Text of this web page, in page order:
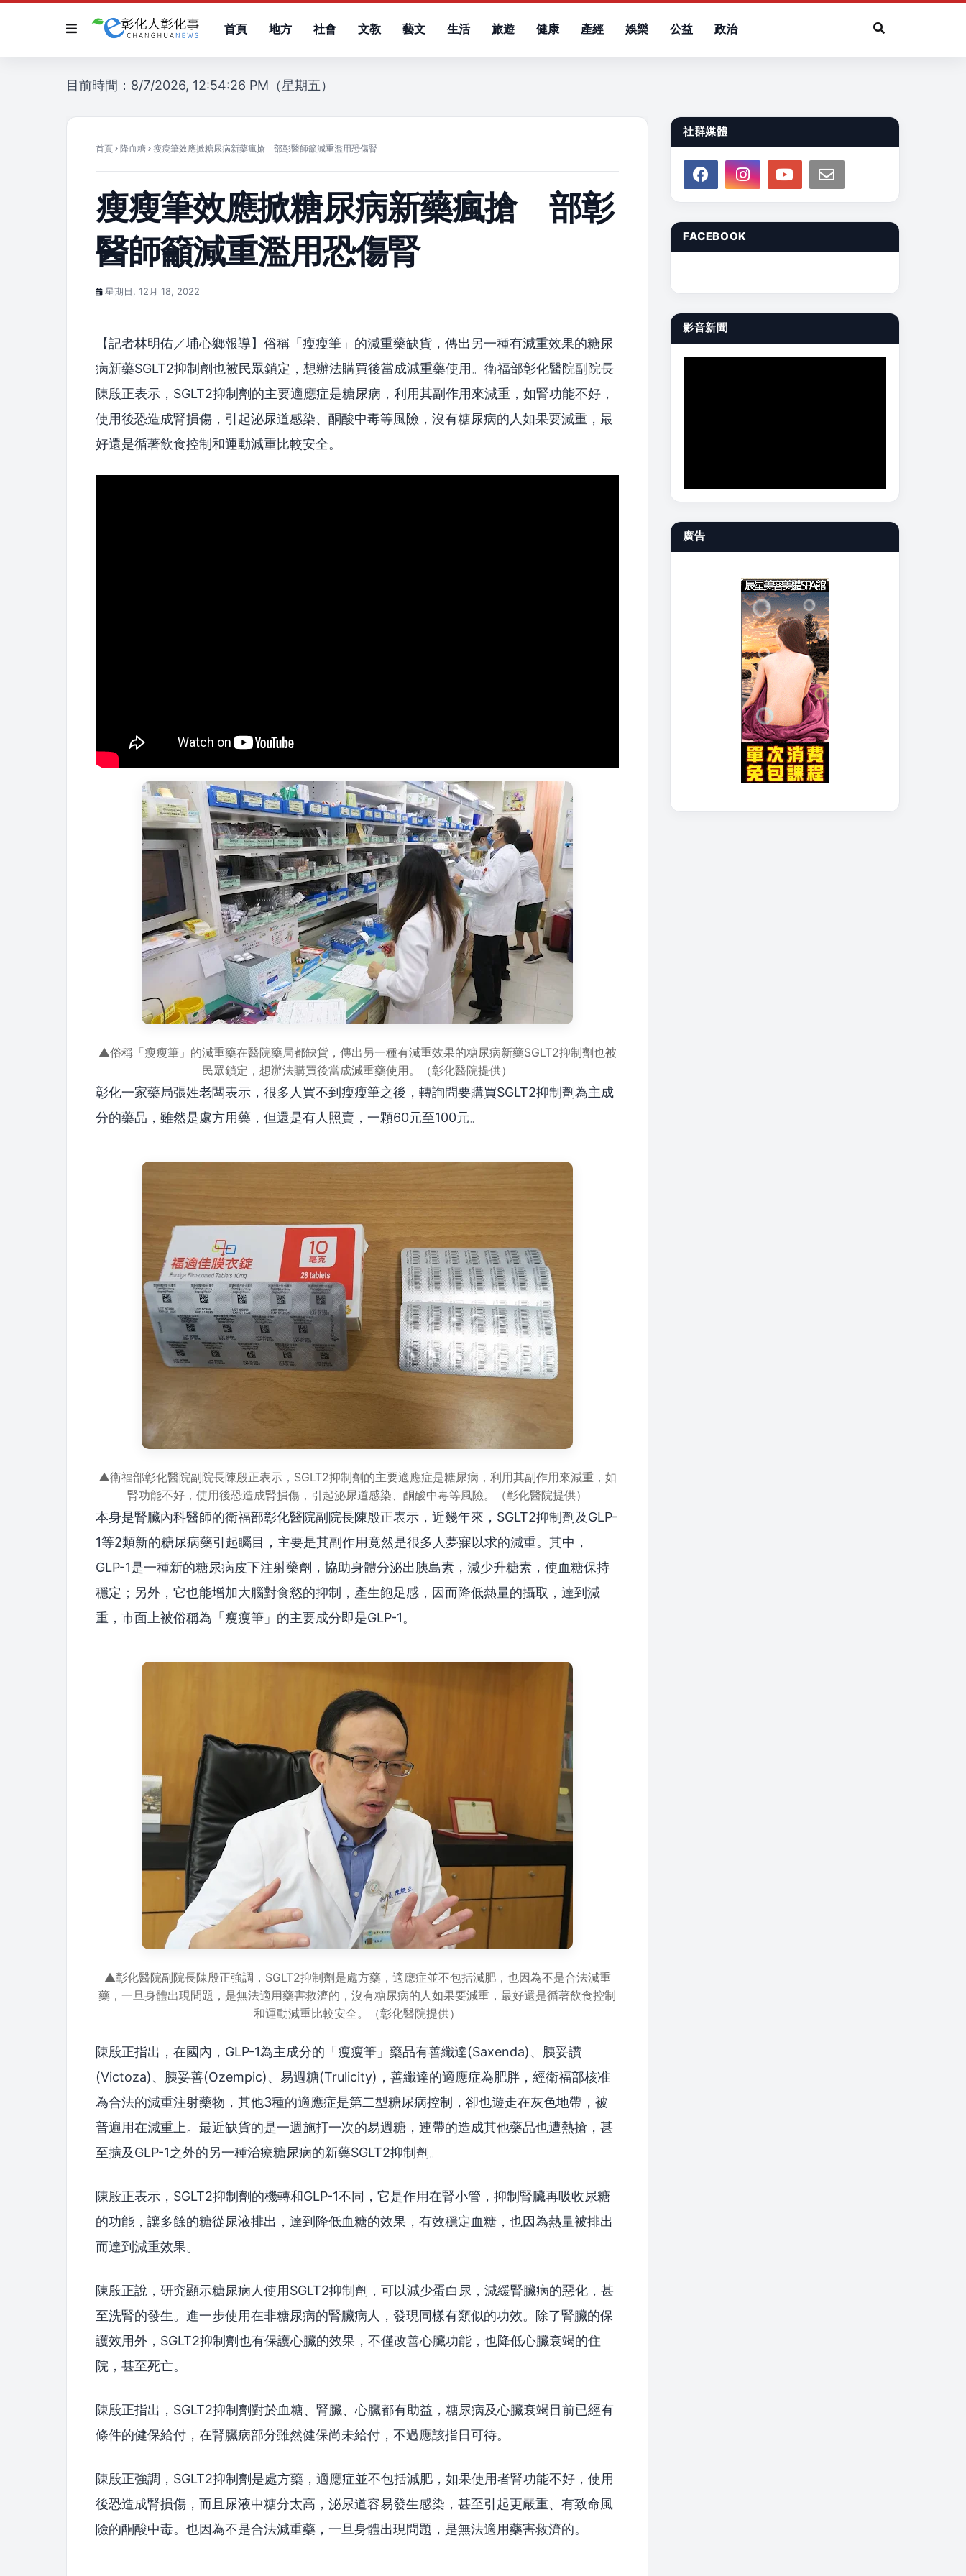
首頁 地方 社會 文教 藝文 生活 旅遊 健康 產經 娛樂 公益 政治
目前時間：8/7/2026, 12:54:26 PM（星期五）
首頁 降血糖 瘦瘦筆效應掀糖尿病新藥瘋搶 部彰醫師籲減重濫用恐傷腎
瘦瘦筆效應掀糖尿病新藥瘋搶 部彰
醫師籲減重濫用恐傷腎
星期日, 12月 18, 2022
【記者林明佑／埔心鄉報導】俗稱「瘦瘦筆」的減重藥缺貨，傳出另一種有減重效果的糖尿
病新藥SGLT2抑制劑也被民眾鎖定，想辦法購買後當成減重藥使用。衛福部彰化醫院副院長
陳殷正表示，SGLT2抑制劑的主要適應症是糖尿病，利用其副作用來減重，如腎功能不好，
使用後恐造成腎損傷，引起泌尿道感染、酮酸中毒等風險，沒有糖尿病的人如果要減重，最
好還是循著飲食控制和運動減重比較安全。
▲俗稱「瘦瘦筆」的減重藥在醫院藥局都缺貨，傳出另一種有減重效果的糖尿病新藥SGLT2抑制劑也被
民眾鎖定，想辦法購買後當成減重藥使用。（彰化醫院提供）
彰化一家藥局張姓老闆表示，很多人買不到瘦瘦筆之後，轉詢問要購買SGLT2抑制劑為主成
分的藥品，雖然是處方用藥，但還是有人照賣，一顆60元至100元。
▲衛福部彰化醫院副院長陳殷正表示，SGLT2抑制劑的主要適應症是糖尿病，利用其副作用來減重，如
腎功能不好，使用後恐造成腎損傷，引起泌尿道感染、酮酸中毒等風險。（彰化醫院提供）
本身是腎臟內科醫師的衛福部彰化醫院副院長陳殷正表示，近幾年來，SGLT2抑制劑及GLP-
1等2類新的糖尿病藥引起矚目，主要是其副作用竟然是很多人夢寐以求的減重。其中，
GLP-1是一種新的糖尿病皮下注射藥劑，協助身體分泌出胰島素，減少升糖素，使血糖保持
穩定；另外，它也能增加大腦對食慾的抑制，產生飽足感，因而降低熱量的攝取，達到減
重，市面上被俗稱為「瘦瘦筆」的主要成分即是GLP-1。
▲彰化醫院副院長陳殷正強調，SGLT2抑制劑是處方藥，適應症並不包括減肥，也因為不是合法減重
藥，一旦身體出現問題，是無法適用藥害救濟的，沒有糖尿病的人如果要減重，最好還是循著飲食控制
和運動減重比較安全。（彰化醫院提供）
陳殷正指出，在國內，GLP-1為主成分的「瘦瘦筆」藥品有善纖達(Saxenda)、胰妥讚
(Victoza)、胰妥善(Ozempic)、易週糖(Trulicity)，善纖達的適應症為肥胖，經衛福部核准
為合法的減重注射藥物，其他3種的適應症是第二型糖尿病控制，卻也遊走在灰色地帶，被
普遍用在減重上。最近缺貨的是一週施打一次的易週糖，連帶的造成其他藥品也遭熱搶，甚
至擴及GLP-1之外的另一種治療糖尿病的新藥SGLT2抑制劑。
陳殷正表示，SGLT2抑制劑的機轉和GLP-1不同，它是作用在腎小管，抑制腎臟再吸收尿糖
的功能，讓多餘的糖從尿液排出，達到降低血糖的效果，有效穩定血糖，也因為熱量被排出
而達到減重效果。
陳殷正說，研究顯示糖尿病人使用SGLT2抑制劑，可以減少蛋白尿，減緩腎臟病的惡化，甚
至洗腎的發生。進一步使用在非糖尿病的腎臟病人，發現同樣有類似的功效。除了腎臟的保
護效用外，SGLT2抑制劑也有保護心臟的效果，不僅改善心臟功能，也降低心臟衰竭的住
院，甚至死亡。
陳殷正指出，SGLT2抑制劑對於血糖、腎臟、心臟都有助益，糖尿病及心臟衰竭目前已經有
條件的健保給付，在腎臟病部分雖然健保尚未給付，不過應該指日可待。
陳殷正強調，SGLT2抑制劑是處方藥，適應症並不包括減肥，如果使用者腎功能不好，使用
後恐造成腎損傷，而且尿液中糖分太高，泌尿道容易發生感染，甚至引起更嚴重、有致命風
險的酮酸中毒。也因為不是合法減重藥，一旦身體出現問題，是無法適用藥害救濟的。
社群媒體
FACEBOOK
影音新聞
廣告